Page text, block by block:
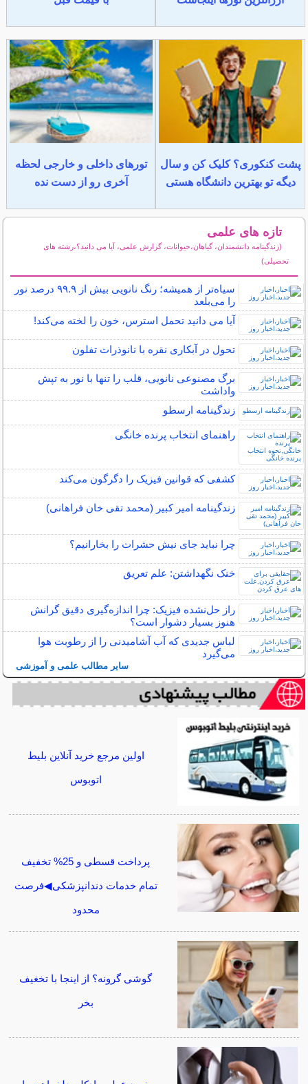
پشت کنکوری؟ کلیک کن و سال
دیگه تو بهترین دانشگاه هستی
تورهای داخلی و خارجی لحظه
آخری رو از دست نده
تازه های علمی
(زندگینامه دانشمندان، گیاهان،حیوانات، گزارش علمی، آیا می دانید؟،رشته های
تحصیلی)
سیاه‌تر از همیشه؛ رنگ نانویی بیش از ۹۹.۹ درصد نور
را می‌بلعد
آیا می دانید تحمل استرس، خون را لخته می‌کند!
تحول در آبکاری نقره با نانوذرات تفلون
برگ مصنوعی نانویی، قلب را تنها با نور به تپش
واداشت
زندگینامه ارسطو
راهنمای انتخاب پرنده خانگی
کشفی که قوانین فیزیک را دگرگون می‌کند
زندگینامه امیر کبیر (محمد تقی خان فراهانی)
چرا نباید جای نیش حشرات را بخارانیم؟
خنک نگهداشتن: علم تعریق
راز حل‌نشده فیزیک: چرا اندازه‌گیری دقیق گرانش
هنوز بسیار دشوار است؟
لباس جدیدی که آب آشامیدنی را از رطوبت هوا
می‌گیرد
سایر مطالب علمی و آموزشی
اولین مرجع خرید آنلاین بلیط
اتوبوس
پرداخت قسطی و 25% تخفیف
تمام خدمات دندانپزشکی◀فرصت
محدود
گوشی گرونه؟ از اینجا با تخغیف
بخر